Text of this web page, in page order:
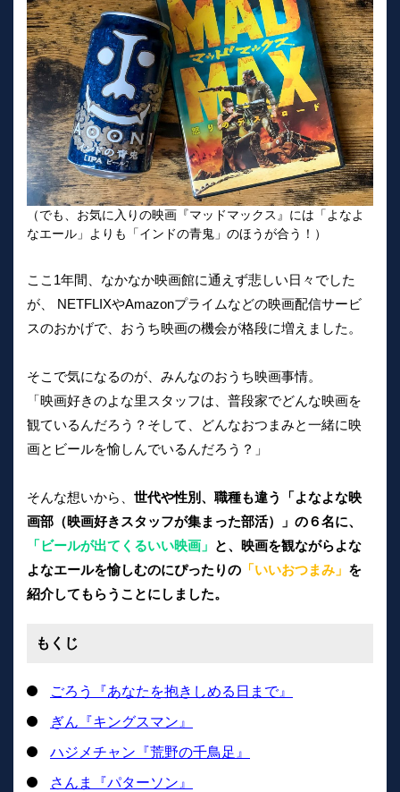
（でも、お気に入りの映画『マッドマックス』には「よなよ
なエール」よりも「インドの青鬼」のほうが合う！）
ここ1年間、なかなか映画館に通えず悲しい日々でした
が、 NETFLIXやAmazonプライムなどの映画配信サービ
スのおかげで、おうち映画の機会が格段に増えました。
そこで気になるのが、みんなのおうち映画事情。
「映画好きのよな里スタッフは、普段家でどんな映画を
観ているんだろう？そして、どんなおつまみと一緒に映
画とビールを愉しんでいるんだろう？」
そんな想いから、 世代や性別、職種も違う「よなよな映
画部（映画好きスタッフが集まった部活）」の６名に、
「ビールが出てくるいい映画」 と、映画を観ながらよな
よなエールを愉しむのにぴったりの 「いいおつまみ」 を
紹介してもらうことにしました。
もくじ
ごろう『あなたを抱きしめる日まで』
ぎん『キングスマン』
ハジメチャン『荒野の千鳥足』
さんま『パターソン』